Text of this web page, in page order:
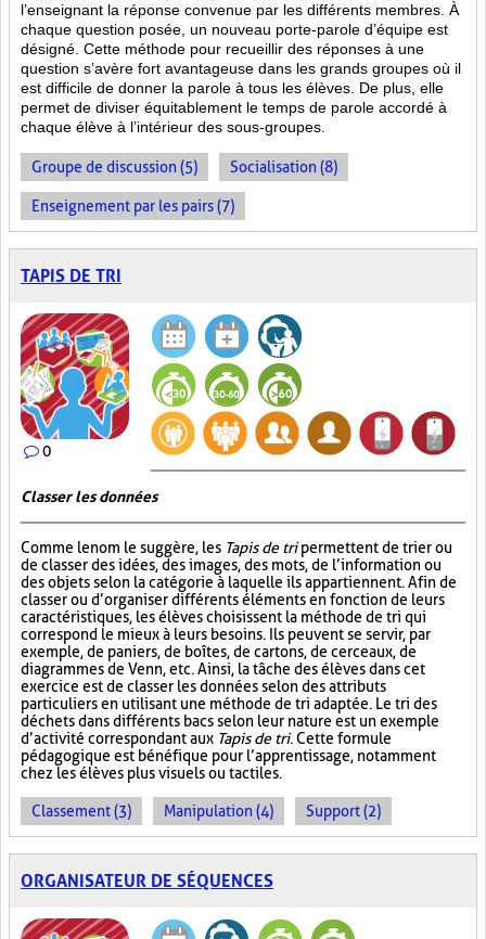
l’enseignant la réponse convenue par les différents membres. À
chaque question posée, un nouveau porte-parole d’équipe est
désigné. Cette méthode pour recueillir des réponses à une
question s’avère fort avantageuse dans les grands groupes où il
est difficile de donner la parole à tous les élèves. De plus, elle
permet de diviser équitablement le temps de parole accordé à
chaque élève à l’intérieur des sous-groupes.
Groupe de discussion (5) Socialisation (8)
Enseignement par les pairs (7)
TAPIS DE TRI
0
Classer les données
Comme le nom le suggère, les Tapis de tripermettent de trier ou
de classer des idées, des images, des mots, de l’information ou
des objets selon la catégorie à laquelle ils appartiennent. Afin de
classer ou d’organiser différents éléments en fonction de leurs
caractéristiques, les élèves choisissent la méthode de tri qui
correspond le mieux à leurs besoins. Ils peuvent se servir, par
exemple, de paniers, de boîtes, de cartons, de cerceaux, de
diagrammes de Venn, etc. Ainsi, la tâche des élèves dans cet
exercice est de classer les données selon des attributs
particuliers en utilisant une méthode de tri adaptée. Le tri des
déchets dans différents bacs selon leur nature est un exemple
d’activité correspondant aux Tapis de tri. Cette formule
pédagogique est bénéfique pour l’apprentissage, notamment
chez les élèves plus visuels ou tactiles.
Classement (3) Manipulation (4) Support (2)
ORGANISATEUR DE SÉQUENCES